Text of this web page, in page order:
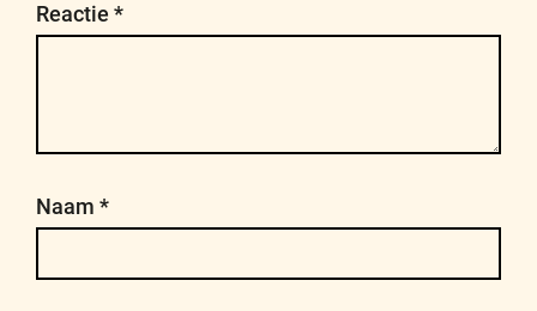
Reactie *
Naam *